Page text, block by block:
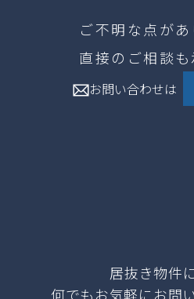
ご不明な点が
直接のご相談も
お問い合わせは